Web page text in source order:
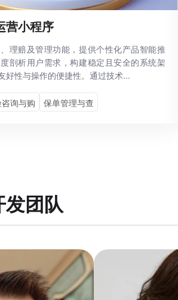
营小程序
理赔及管理功能，提供个性化产品智能推
剖析用户需求，构建稳定且安全的系统架
好性与操作的便捷性。通过技术...
询与购 保单管理与查
团队